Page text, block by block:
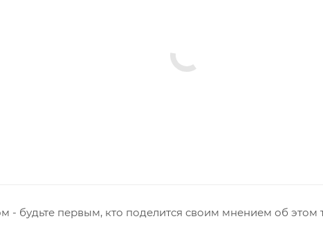
- будьте первым, кто поделится своим мнением об этом